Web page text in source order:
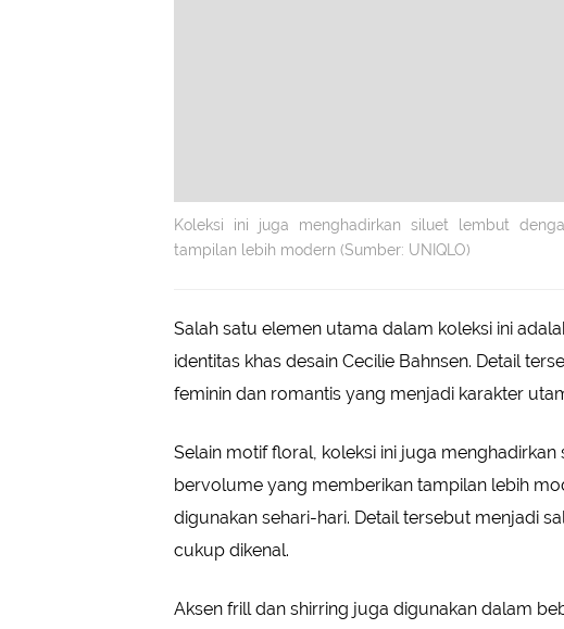
Koleksi ini juga menghadirkan siluet lembut
tampilan lebih modern (Sumber: UNIQLO)
Salah satu elemen utama dalam koleksi ini
identitas khas desain Cecilie Bahnsen. Detail
feminin dan romantis yang menjadi karakter
Selain motif floral, koleksi ini juga
bervolume yang memberikan tampilan lebih
digunakan sehari-hari. Detail tersebut menjadi
cukup dikenal.
Aksen frill dan shirring juga digunakan dalam